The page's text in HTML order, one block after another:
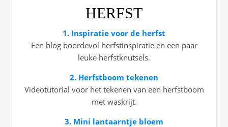
HERFST
1. Inspiratie voor de herfst
Een blog boordevol herfstinspiratie en een paar
leuke herfstknutsels.
2. Herfstboom tekenen
Videotutorial voor het tekenen van een herfstboom
met waskrijt.
3. Mini lantaarntje bloem